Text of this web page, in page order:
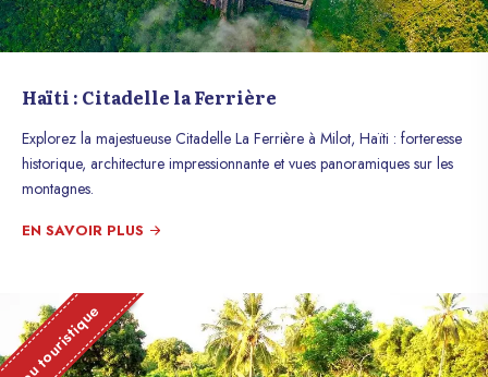
Haïti : Citadelle la Ferrière
Explorez la majestueuse Citadelle La Ferrière à Milot, Haïti : forteresse
historique, architecture impressionnante et vues panoramiques sur les
montagnes.
EN SAVOIR PLUS
Lieu touristique